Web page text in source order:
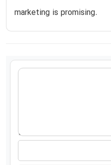
marketing is promising.